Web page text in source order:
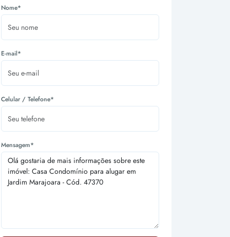
Nome*
E-mail*
Celular / Telefone*
Mensagem*